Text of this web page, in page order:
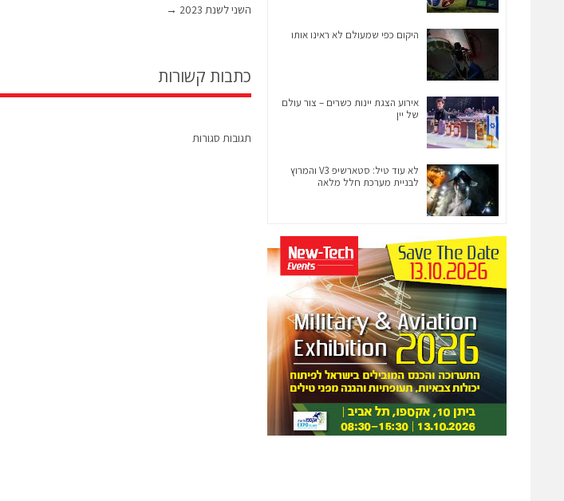
השני לשנת 2023
→
כתבות קשורות
תגובות סגורות
היקום כפי שמעולם לא ראינו אותו
אירוע הצגת יינות כשרים – צור עולם
של יין
לא עוד טיל: סטארשיפ V3 והמרוץ
לבניית מערכת חלל מלאה